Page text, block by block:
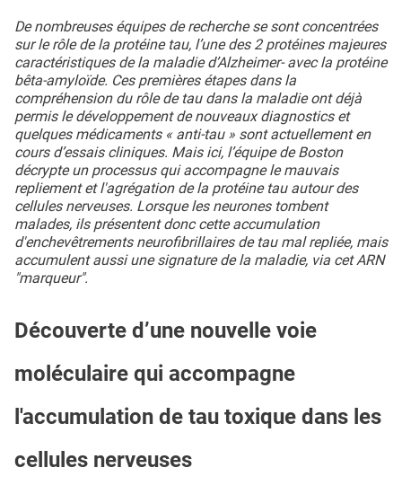
De nombreuses équipes de recherche se sont concentrées
sur le rôle de la protéine tau, l’une des 2 protéines majeures
caractéristiques de la maladie d’Alzheimer- avec la protéine
bêta-amyloïde. Ces premières étapes dans la
compréhension du rôle de tau dans la maladie ont déjà
permis le développement de nouveaux diagnostics et
quelques médicaments « anti-tau » sont actuellement en
cours d’essais cliniques. Mais ici, l’équipe de Boston
décrypte un processus qui accompagne le mauvais
repliement et l'agrégation de la protéine tau autour des
cellules nerveuses. Lorsque les neurones tombent
malades, ils présentent donc cette accumulation
d'enchevêtrements neurofibrillaires de tau mal repliée, mais
accumulent aussi une signature de la maladie, via cet ARN
"marqueur".
Découverte d’une nouvelle voie
moléculaire qui accompagne
l'accumulation de tau toxique dans les
cellules nerveuses